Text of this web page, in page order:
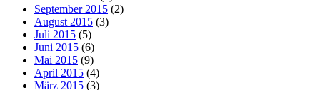
September 2015 (2)
August 2015 (3)
Juli 2015 (5)
Juni 2015 (6)
Mai 2015 (9)
April 2015 (4)
März 2015 (3)